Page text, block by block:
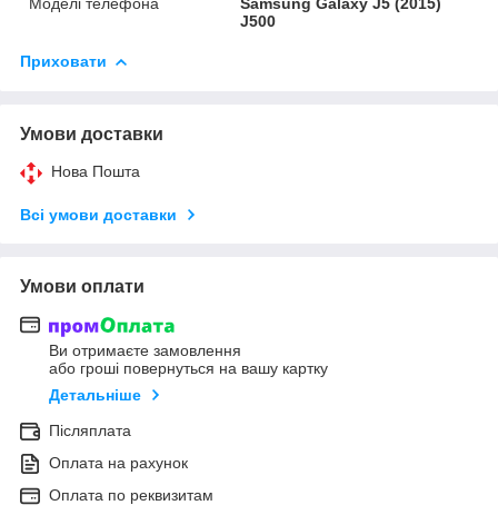
J500
Приховати
Умови доставки
Нова Пошта
Всі умови доставки
Умови оплати
Ви отримаєте замовлення
або гроші повернуться на вашу картку
Детальніше
Післяплата
Оплата на рахунок
Оплата по реквизитам